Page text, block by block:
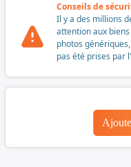
Conseils de
Il y a des millions
attention aux
photos
pas été prises par